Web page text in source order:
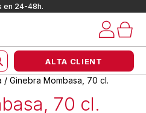
en 24-48h.
ALTA CLIENT
/ Ginebra Mombasa, 70 cl.
70 cl.